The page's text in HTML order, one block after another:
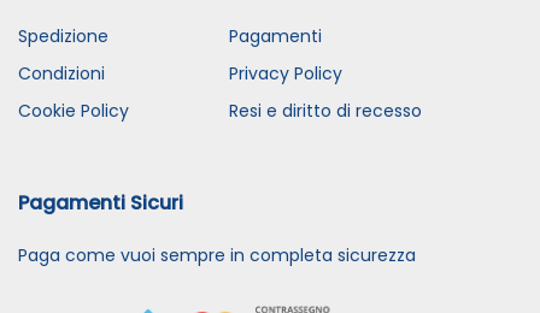
Spedizione
Pagamenti
Condizioni
Privacy Policy
Cookie Policy
Resi e diritto di recesso
Pagamenti Sicuri
Paga come vuoi sempre in completa sicurezza